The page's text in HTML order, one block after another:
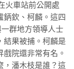
火車站前公開處
鈵欽、柯麟。這四
群地方領導人士
結果被捕。柯麟是
院還非常有名。
，潘木枝是誰？這